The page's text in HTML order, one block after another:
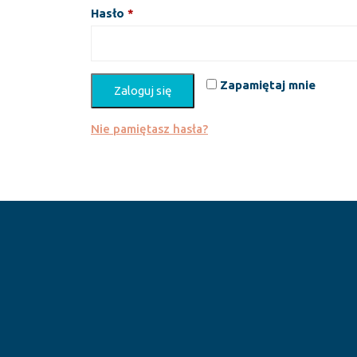
Hasło *
Zapamiętaj mnie
Zaloguj się
Nie pamiętasz hasła?